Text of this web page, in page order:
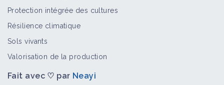
Protection intégrée des cultures
Résilience climatique
Sols vivants
Valorisation de la production
Fait avec ♡ par Neayi